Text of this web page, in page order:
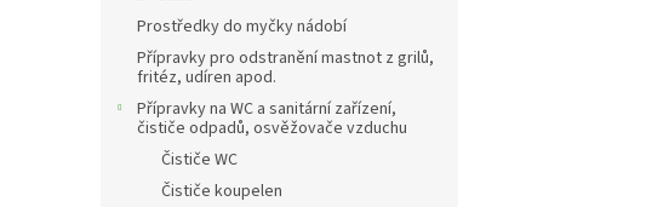
Prostředky do myčky nádobí
Přípravky pro odstranění mastnot z grilů,
fritéz, udíren apod.
Přípravky na WC a sanitární zařízení,
čističe odpadů, osvěžovače vzduchu
Čističe WC
Čističe koupelen